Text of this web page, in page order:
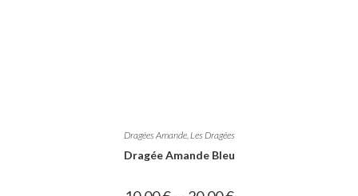
Dragées Amande,Les Dragées
Dragée Amande Bleu